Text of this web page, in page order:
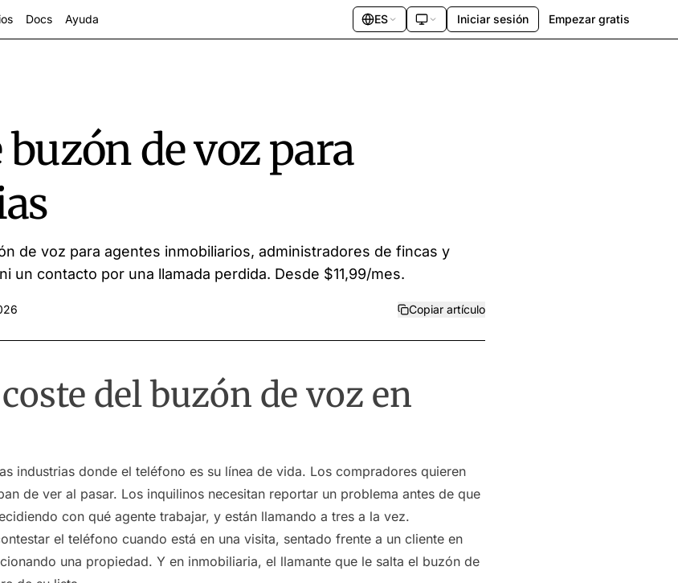
Docs Ayuda ES Iniciar sesión Empezar gratis
de voz para
de voz para agentes inmobiliarios, administradores de fincas y
un contacto por una llamada perdida. Desde $11,99/mes.
Copiar artículo
del buzón de voz en
industrias donde el teléfono es su línea de vida. Los compradores quieren
de ver al pasar. Los inquilinos necesitan reportar un problema antes de que
con qué agente trabajar, y están llamando a tres a la vez.
el teléfono cuando está en una visita, sentado frente a un cliente en
una propiedad. Y en inmobiliaria, el llamante que le salta el buzón de